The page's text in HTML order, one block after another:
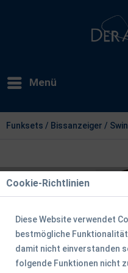
Menü
Funksets / Bissanzeiger /
Cookie-Richtlinien
Diese Website verwendet
bestmögliche Funktionalität
damit nicht einverstanden
folgende Funktionen nicht